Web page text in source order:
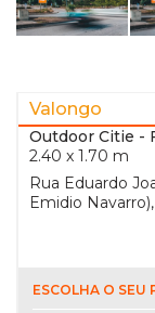
Valongo
Outdoor Citie -
2.40 x 1.70 m
Rua Eduardo
Emidio
ESCOLHA O SEU